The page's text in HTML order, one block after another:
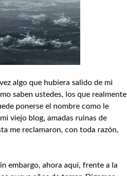
algo que hubiera salido de mi
saben ustedes, los que realmente
ponerse el nombre como le
viejo blog, amadas ruinas de
me reclamaron, con toda razón,
embargo, ahora aquí, frente a la